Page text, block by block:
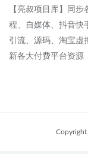
【亮叔项目库】同
程、自媒体、抖音快
引流、源码、淘宝虚
新各大付费平台资源